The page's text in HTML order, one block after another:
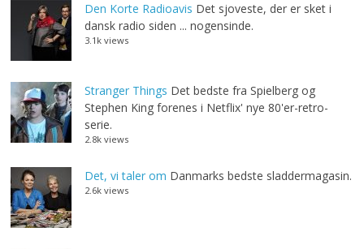
Den Korte Radioavis Det sjoveste, der er sket i
dansk radio siden ... nogensinde.
3.1k views
Stranger Things Det bedste fra Spielberg og
Stephen King forenes i Netflix' nye 80'er-retro-
serie.
2.8k views
Det, vi taler om Danmarks bedste sladdermagasin.
2.6k views